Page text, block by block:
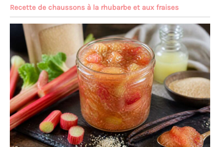
Recette de chaussons à la rhubarbe et aux fraises